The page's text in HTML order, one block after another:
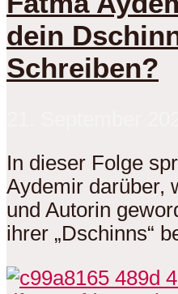
dein
Schreiben?
In dieser Folge
Aydemir darüber,
und Autorin
ihrer „Dschinns“